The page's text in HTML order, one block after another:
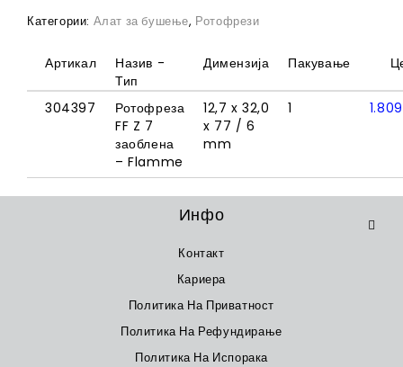
Категории: Алат за бушење, Ротофрези
Артикал
Назив -
Тип
Димензија Пакување
304397
Ротофреза
FF Z 7
заоблена
– Flamme
12,7 x 32,0
x 77 / 6
mm
1
Инфо
Контакт
Кариера
Политика На Приватност
Политика На Рефундирање
Политика На Испорака